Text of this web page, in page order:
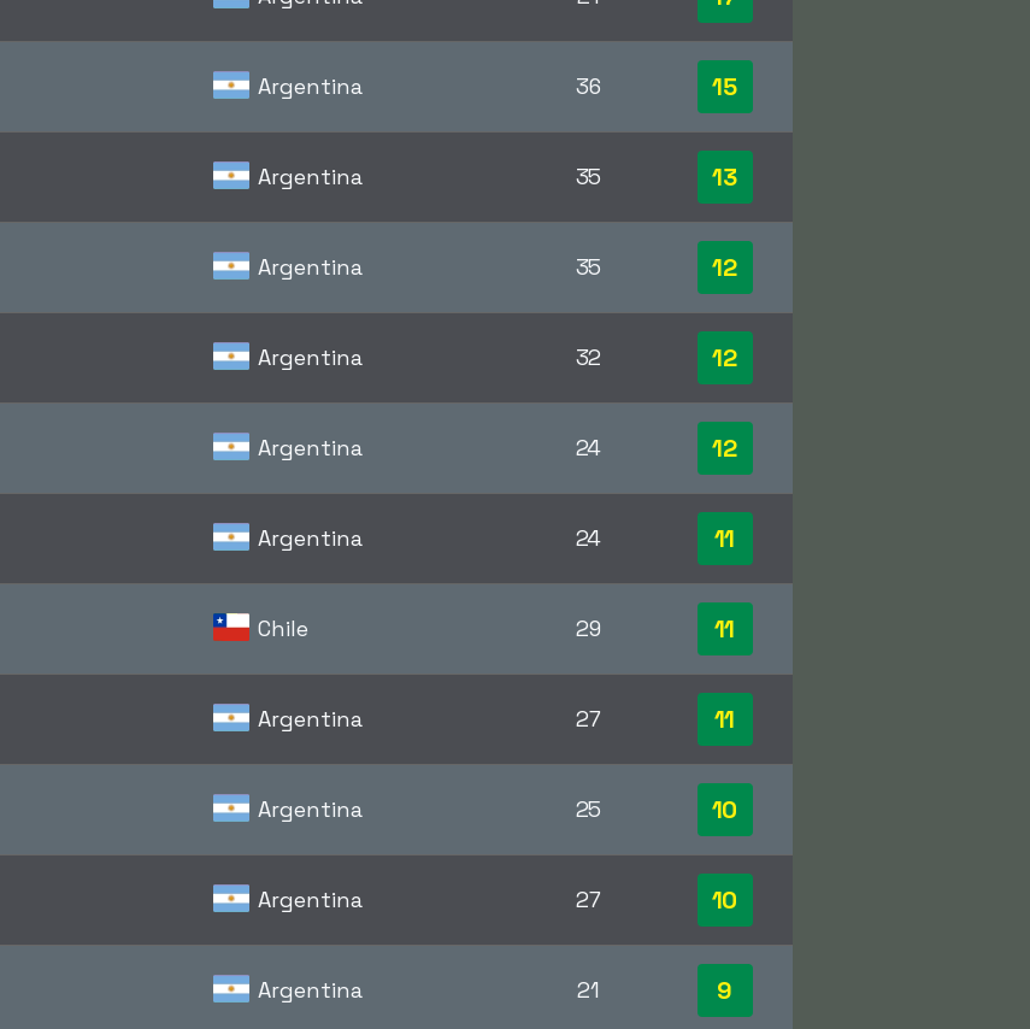
Argentina 36 15
Argentina 35 13
Argentina 35 12
Argentina 32 12
Argentina 24 12
Argentina 24 11
Chile 29 11
Argentina 27 11
Argentina 25 10
Argentina 27 10
Argentina 21 9